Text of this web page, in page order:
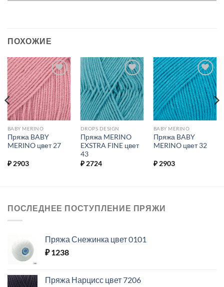
ПОХОЖИЕ
Добавить в
избранное.
BABY MERINO
Пряжа BABY
MERINO цвет 27
₽2903
Добавить в
избранное.
DROPS DESIGN
Пряжа MERINO
EXSTRA FINE цвет
43
₽2724
Добавить в
избранное.
BABY MERINO
Пряжа BABY
MERINO цвет 32
₽2903
ПОСЛЕДНЕЕ ПОСТУПЛЕНИЕ ПРЯЖИ
Пряжа Снежинка цвет 0101
₽1238
Пряжа Нарцисс цвет 7206